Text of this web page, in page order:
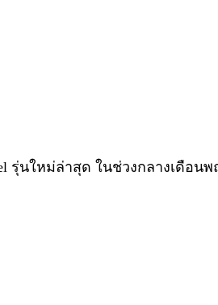
รุ่นใหม่ล่าสุด ในช่วงกลางเดือ